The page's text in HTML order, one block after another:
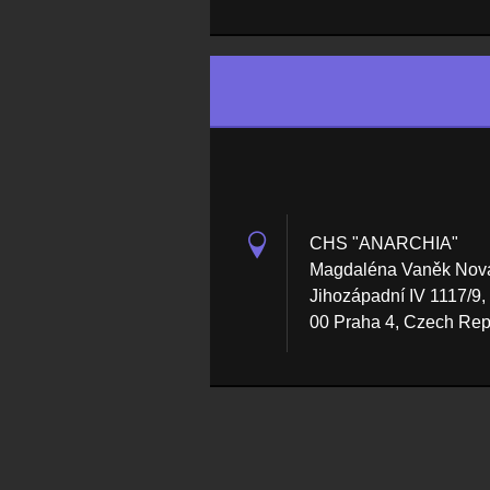
CHS "ANARCHIA"
Magdaléna Vaněk
Jihozápadní IV 1117/9,
00 Praha 4, Czech